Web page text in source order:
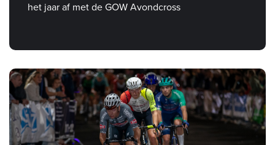
het jaar af met de GOW Avondcross